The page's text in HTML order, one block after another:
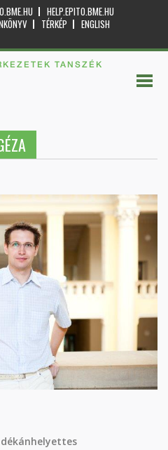
HELP.EPITO.BME.HU
TÉRKÉP
ENGLISH
TANSZÉK